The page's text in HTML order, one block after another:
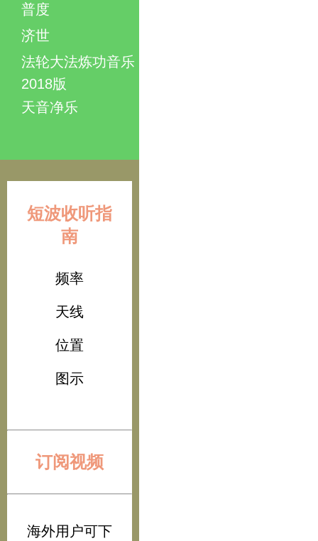
普度
济世
法轮大法炼功音乐
2018版
天音净乐
短波收听指
南
频率
天线
位置
图示
订阅视频
海外用户可下